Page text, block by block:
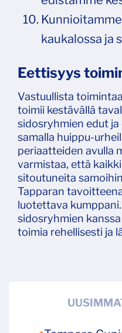
kaukalossa ja
Eettisyys
Vastuullista
toimii kestävällä
sidosryhmien edut
samalla huippu-
periaatteiden avulla
varmistaa, että
sitoutuneita
Tapparan
luotettava
sidosryhmien
toimia rehellisesti ja